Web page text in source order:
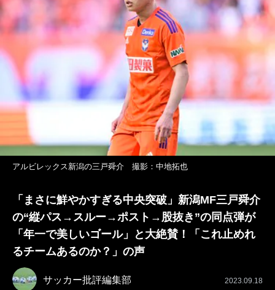
アルビレックス新潟の三戸舜介 撮影：中地拓也
「まさに鮮やかすぎる中央突破」新潟MF三戸舜介
の“縦パス→スルー→ポスト→股抜き”の同点弾が
「年一で美しいゴール」と大絶賛！「これ止めれ
るチームあるのか？」の声
サッカー批評編集部 2023.09.18